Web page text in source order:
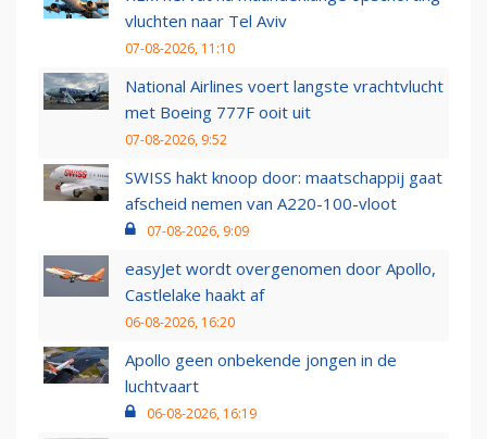
vluchten naar Tel Aviv
07-08-2026, 11:10
National Airlines voert langste vrachtvlucht
met Boeing 777F ooit uit
07-08-2026, 9:52
SWISS hakt knoop door: maatschappij gaat
afscheid nemen van A220-100-vloot
07-08-2026, 9:09
easyJet wordt overgenomen door Apollo,
Castlelake haakt af
06-08-2026, 16:20
Apollo geen onbekende jongen in de
luchtvaart
06-08-2026, 16:19